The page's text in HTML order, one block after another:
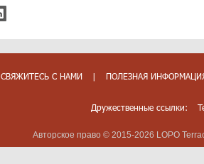
СВЯЖИТЕСЬ С НАМИ | ПОЛЕЗНАЯ
Дружественные ссылки:
Авторское право © 2015-2026 LOPO